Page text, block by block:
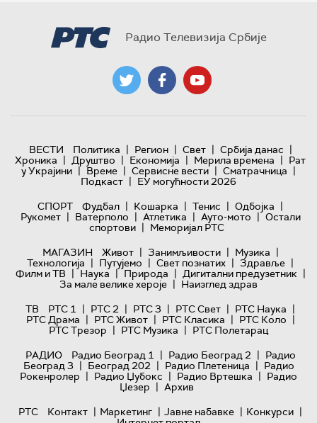
Радио Телевизија Србије
ВЕСТИ Политика | Регион | Свет | Србија данас |
Хроника | Друштво | Економија | Мерила времена | Рат
у Украјини | Време | Сервисне вести | Сматрачница |
Подкаст | ЕУ могућности 2026
СПОРТ
Фудбал | Кошарка | Тенис | Одбојка |
Рукомет | Ватерполо | Атлетика | Ауто-мото | Остали
спортови | Меморијал РТС
МАГАЗИН
Живот | Занимљивости | Музика |
Технологијa | Путујемо | Свет познатих | Здравље |
Филм и ТВ | Наука | Природа | Дигитални предузетник |
За мале велике хероје | Наизглед здрав
ТВ
РТС 1 | РТС 2 | РТС 3 | РТС Свет | РТС Наука |
РТС Драма | РТС Живот | РТС Класика | РТС Коло |
РТС Трезор | РТС Музика | РТС Полетарац
РАДИО
Радио Београд 1 | Радио Београд 2 | Радио
Београд 3 | Београд 202 | Радио Плетеница | Радио
Рокенролер | Радио Џубокс | Радио Вртешка | Радио
Џезер | Архив
РТС
Контакт | Маркетинг | Јавне набавке | Конкурси |